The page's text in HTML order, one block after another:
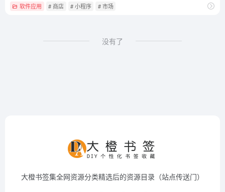
软件应用 # 商店 # 小程序 # 市场
没有了
大橙书签集全网资源分类精选后的资源目录（站点传送门）